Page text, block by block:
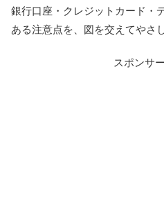
銀行口座・クレジットカード・
ある注意点を、図を交えてやさ
スポンサ